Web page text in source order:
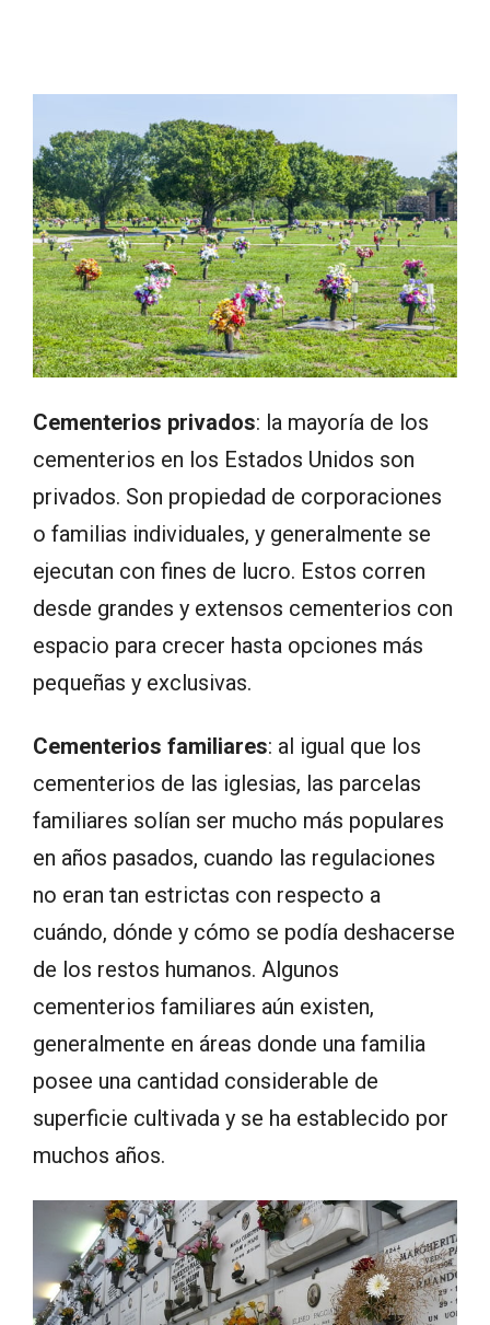
Cementerios privados: la mayoría de los
cementerios en los Estados Unidos son
privados. Son propiedad de corporaciones
o familias individuales, y generalmente se
ejecutan con fines de lucro. Estos corren
desde grandes y extensos cementerios con
espacio para crecer hasta opciones más
pequeñas y exclusivas.
Cementerios familiares: al igual que los
cementerios de las iglesias, las parcelas
familiares solían ser mucho más populares
en años pasados, cuando las regulaciones
no eran tan estrictas con respecto a
cuándo, dónde y cómo se podía deshacerse
de los restos humanos. Algunos
cementerios familiares aún existen,
generalmente en áreas donde una familia
posee una cantidad considerable de
superficie cultivada y se ha establecido por
muchos años.